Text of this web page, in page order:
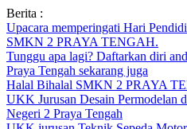
Skip
to
content
Berita :
Upacara memperingati Hari
SMKN 2 PRAYA TENGAH.
Tunggu apa lagi? Daftarkan diri
Praya Tengah sekarang juga
Halal Bihalal SMKN 2 PRAYA
UKK Jurusan Desain Permodelan
Negeri 2 Praya Tengah